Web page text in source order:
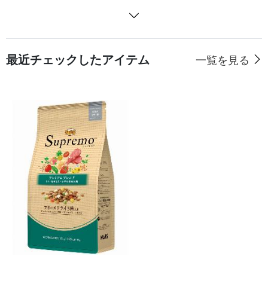
最近チェックしたアイテム 一覧を見る